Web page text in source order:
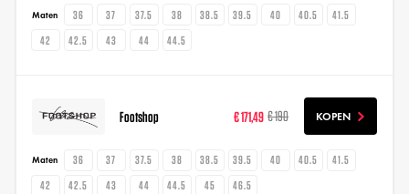
Maten 36 37 37.5 38 38.5 39.5 40 40.5
41.5
42
42.5 43 44 44.5
Footshop € 171,49 € 190 KOPEN
Maten 36 37 37.5 38 38.5 39.5 40 40.5
41.5
42
42.5 43 44 44.5 45 46.5